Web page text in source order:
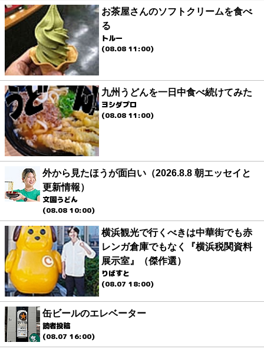
お茶屋さんのソフトクリームを食べ
る
トルー
(08.08 11:00)
九州うどんを一日中食べ続けてみた
ヨシダプロ
(08.08 11:00)
外から見たほうが面白い（2026.8.8 朝エッセイと
更新情報）
文園うどん
(08.08 10:00)
横浜観光で行くべきは中華街でも赤
レンガ倉庫でもなく『横浜税関資料
展示室』（傑作選）
りばすと
(08.07 18:00)
缶ビールのエレベーター
読者投稿
(08.07 16:00)